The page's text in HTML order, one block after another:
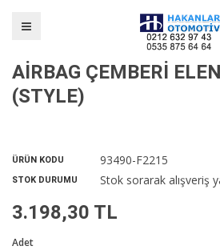
AİRBAG ÇEMBERİ
(STYLE)
ÜRÜN KODU 93490-F2215
STOK DURUMU Stok sorarak alışveriş
3.198,30 TL
Adet